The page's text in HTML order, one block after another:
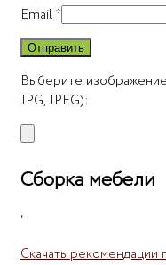
Email*
Выберите
JPG, JPEG):
Сборка мебели
‘
Скачать